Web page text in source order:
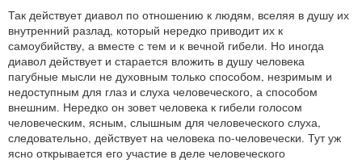
Так действует диавол по отношению к людям, вселяя в душу их
внутренний разлад, который нередко приводит их к
самоубийству, а вместе с тем и к вечной гибели. Но иногда
диавол действует и старается вложить в душу человека
пагубные мысли не духовным только способом, незримым и
недоступным для глаз и слуха человеческого, а способом
внешним. Нередко он зовет человека к гибели голосом
человеческим, ясным, слышным для человеческого слуха,
следовательно, действует на человека по-человечески. Тут уж
ясно открывается его участие в деле человеческого